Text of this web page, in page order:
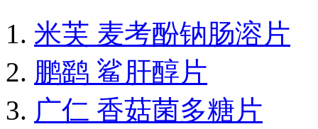
米芙 麦考酚钠肠溶片
鹏鹞 鲨肝醇片
广仁 香菇菌多糖片